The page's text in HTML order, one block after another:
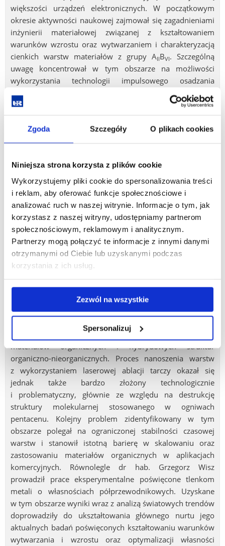
Zgoda Szczegóły O plikach cookies
Niniejsza strona korzysta z plików cookie
Wykorzystujemy pliki cookie do spersonalizowania treści
i reklam, aby oferować funkcje społecznościowe i
analizować ruch w naszej witrynie. Informacje o tym, jak
korzystasz z naszej witryny, udostępniamy partnerom
społecznościowym, reklamowym i analitycznym.
Partnerzy mogą połączyć te informacje z innymi danymi
otrzymanymi od Ciebie lub uzyskanymi podczas
korzystania z ich usług.
Zezwól na wszystkie
Spersonalizuj
większości urządzeń elektronicznych. W początkowym
okresie aktywności naukowej zajmował się zagadnieniami
inżynierii materiałowej związanej z kształtowaniem
warunków wzrostu oraz wytwarzaniem i charakteryzacją
cienkich warstw materiałów z grupy AIIBVI. Szczególną
uwagę koncentrował w tym obszarze na możliwości
wykorzystania technologii impulsowego osadzania
laserowego do wytworzenia cienkich warstw tellurku
kadmowo - rtęciowego HgCdTe, mającego główne
Istotnym elementem całego procesu była także
modyfikacja powierzchni krzemu, stosowanego dla
ze standardami urządzeń elektronicznych. Dla uzyskania
poprawy warunków zarodkowania i wzrostu prowadził
procesy anizotropowego trawienia powierzchni krzemu
uzyskując powierzchnie o większej aktywności. Po obronie
pracy doktorskiej rozpoczął poszukiwania nowych
kierunków badań zwracając szczególną uwagę na
materiały znajdujące zastosowanie w fotowoltaice. Jednym
z pierwszych kierunków w tym obszarze były prace,
w których w naturalny sposób wykorzystał dotychczasową
fotowoltaiczne CdS/CdTe. Ze względu na ograniczenia
kosztowe, środowiskowe i prawne uznał jednak, że
praktyczne wykorzystanie tego materiału
w związku z czym dalszą uwagę skierował w stronę
materiałów organicznych i hybrydowych struktur
organiczno-nieorganicznych. Proces nanoszenia warstw
z wykorzystaniem laserowej ablacji tarczy okazał się
jednak także bardzo złożony technologicznie
i problematyczny, głównie ze względu na destrukcję
struktury molekularnej stosowanego w ogniwach
pentacenu. Kolejny problem zidentyfikowany w tym
obszarze polegał na ograniczonej stabilności czasowej
warstw i stanowił istotną barierę w skalowaniu oraz
zastosowaniu materiałów organicznych w aplikacjach
komercyjnych. Równolegle dr hab. Grzegorz Wisz
prowadził prace eksperymentalne poświęcone tlenkom
metali o własnościach półprzewodnikowych. Uzyskane
w tym obszarze wyniki wraz z analizą światowych trendów
doprowadziły do ukształtowania głównego nurtu jego
aktualnych badań poświęconych kształtowaniu warunków
wytwarzania i wzrostu oraz optymalizacji własności